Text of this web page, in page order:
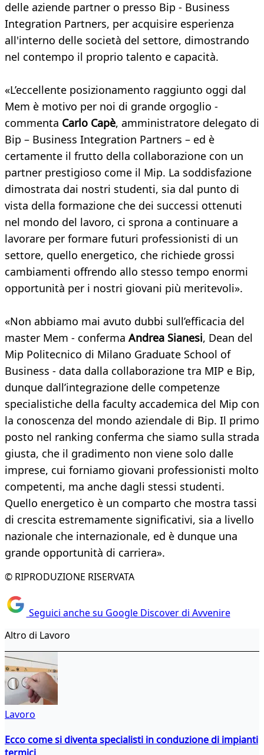
delle aziende partner o presso Bip - Business
Integration Partners, per acquisire esperienza
all'interno delle società del settore, dimostrando
nel contempo il proprio talento e capacità.
«L’eccellente posizionamento raggiunto oggi dal
Mem è motivo per noi di grande orgoglio -
commenta Carlo Capè, amministratore delegato di
Bip – Business Integration Partners – ed è
certamente il frutto della collaborazione con un
partner prestigioso come il Mip. La soddisfazione
dimostrata dai nostri studenti, sia dal punto di
vista della formazione che dei successi ottenuti
nel mondo del lavoro, ci sprona a continuare a
lavorare per formare futuri professionisti di un
settore, quello energetico, che richiede grossi
cambiamenti offrendo allo stesso tempo enormi
opportunità per i nostri giovani più meritevoli».
«Non abbiamo mai avuto dubbi sull’efficacia del
master Mem - conferma Andrea Sianesi, Dean del
Mip Politecnico di Milano Graduate School of
Business - data dalla collaborazione tra MIP e Bip,
dunque dall’integrazione delle competenze
specialistiche della faculty accademica del Mip con
la conoscenza del mondo aziendale di Bip. Il primo
posto nel ranking conferma che siamo sulla strada
giusta, che il gradimento non viene solo dalle
imprese, cui forniamo giovani professionisti molto
competenti, ma anche dagli stessi studenti.
Quello energetico è un comparto che mostra tassi
di crescita estremamente significativi, sia a livello
nazionale che internazionale, ed è dunque una
grande opportunità di carriera».
© RIPRODUZIONE RISERVATA
Seguici anche su Google Discover di Avvenire
Altro di Lavoro
Lavoro
Ecco come si diventa specialisti in conduzione di impianti